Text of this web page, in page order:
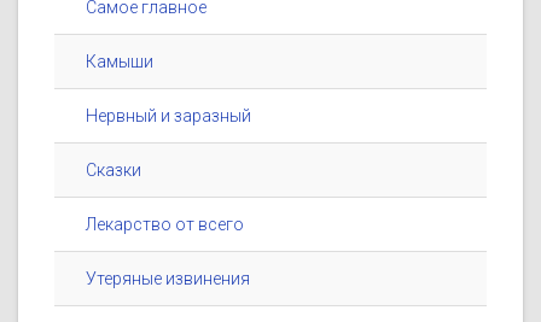
Самое главное
Камыши
Нервный и заразный
Сказки
Лекарство от всего
Утеряные извинения